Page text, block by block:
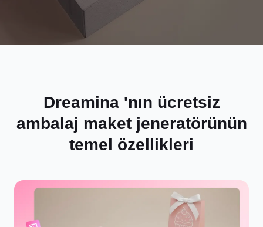
Şimdi ücretsiz tasarlamaya başlayın!
Dreamina 'nın ücretsiz
ambalaj maket jeneratörünün
temel özellikleri